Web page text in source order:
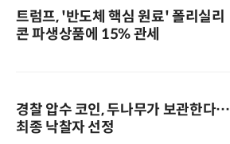
트럼프, '반도체 핵심 원료' 폴리실리
콘 파생상품에 15% 관세
경찰 압수 코인, 두나무가 보관한다…
최종 낙찰자 선정